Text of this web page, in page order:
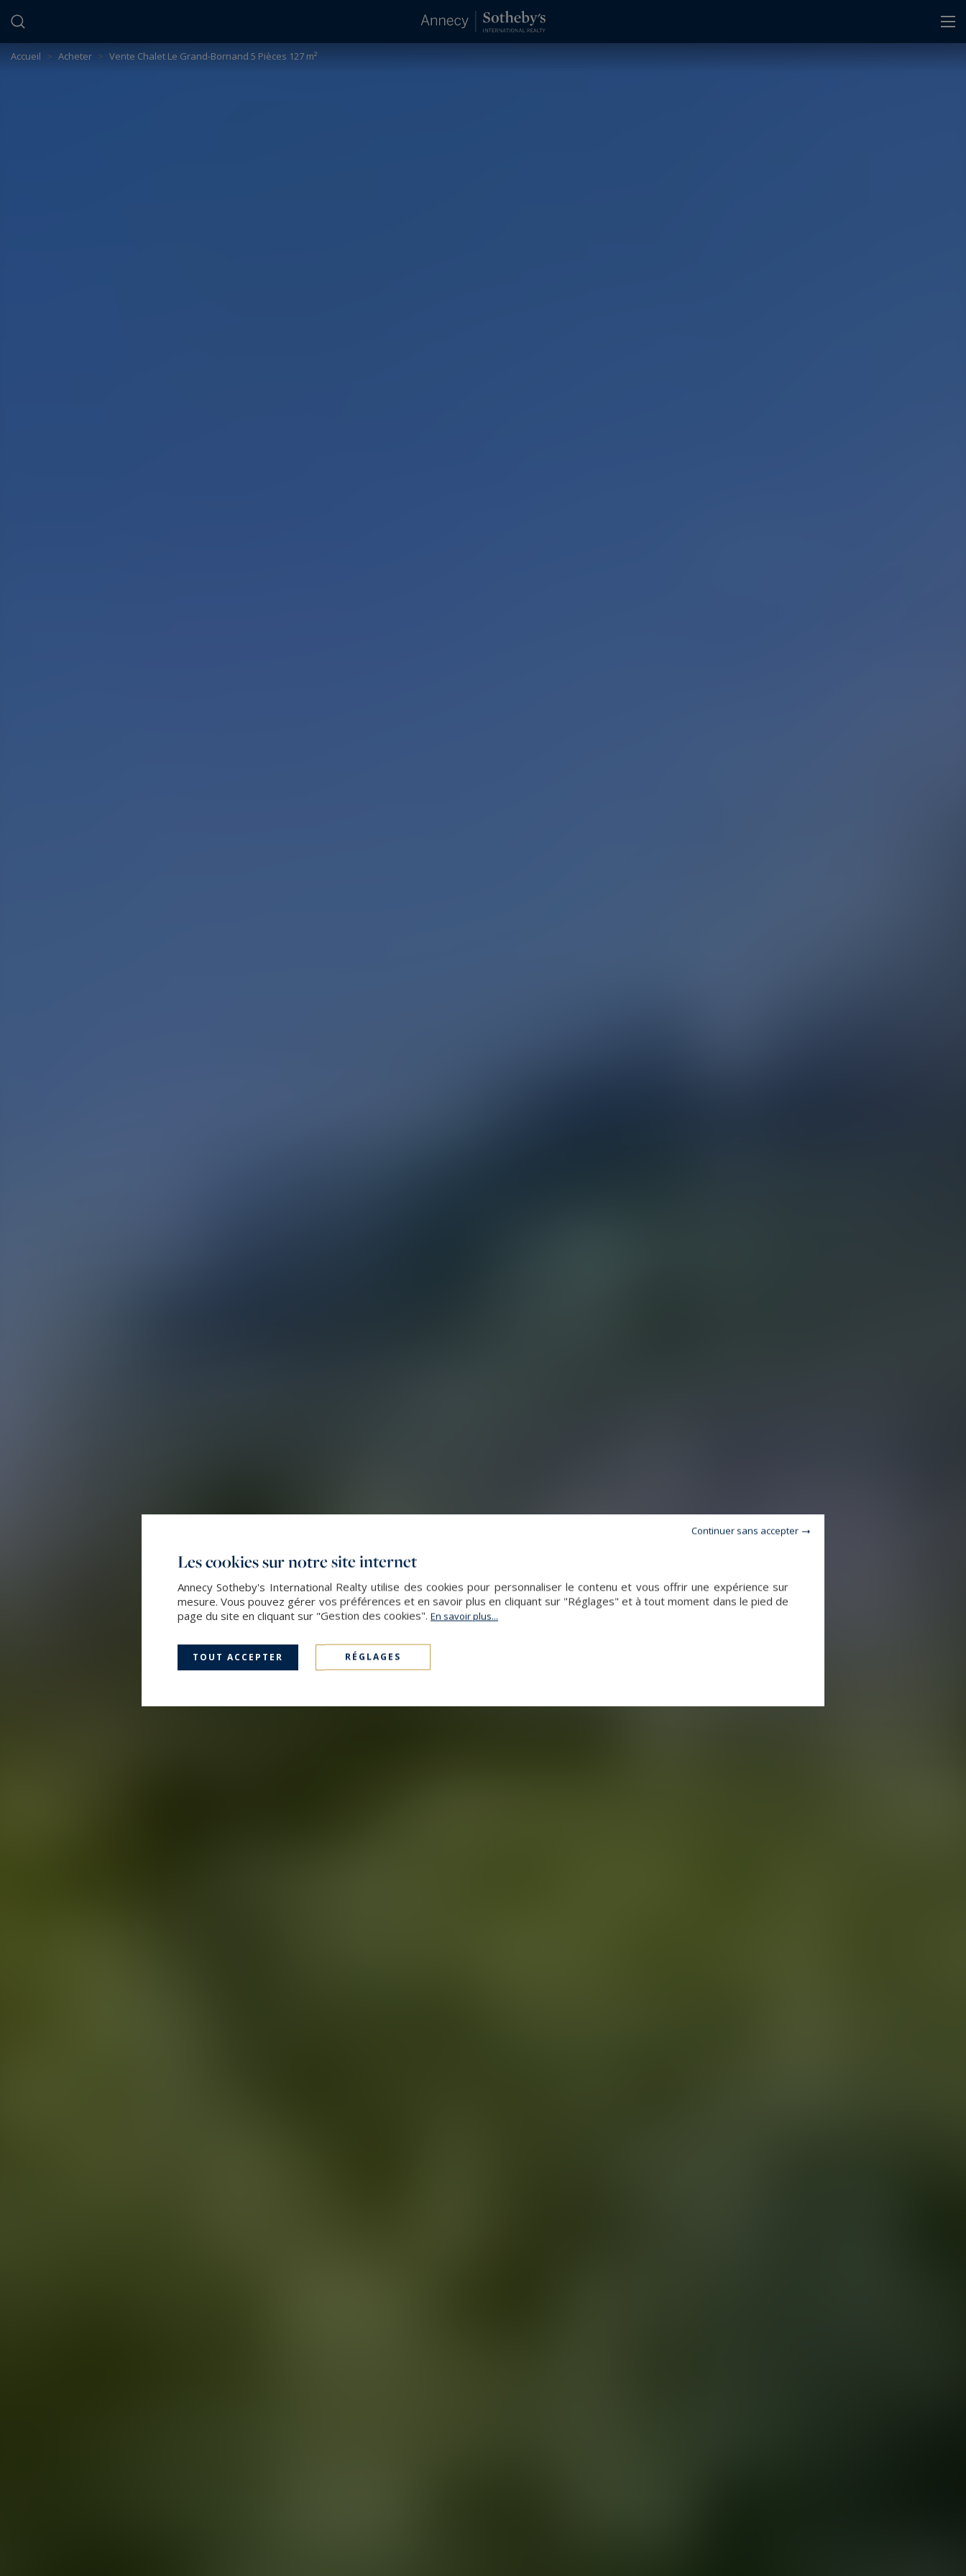
Accueil > Acheter > Vente Chalet Le Grand-Bornand 5 Pièces 127 m²
Les cookies sur notre site internet
Annecy Sotheby's International Realty utilise des cookies pour personnaliser le contenu et vous offrir une expérience sur
mesure. Vous pouvez gérer vos préférences et en savoir plus en cliquant sur "Réglages" et à tout moment dans le pied de
page du site en cliquant sur "Gestion des cookies". En savoir plus...
TOUT ACCEPTER RÉGLAGES
Continuer sans accepter